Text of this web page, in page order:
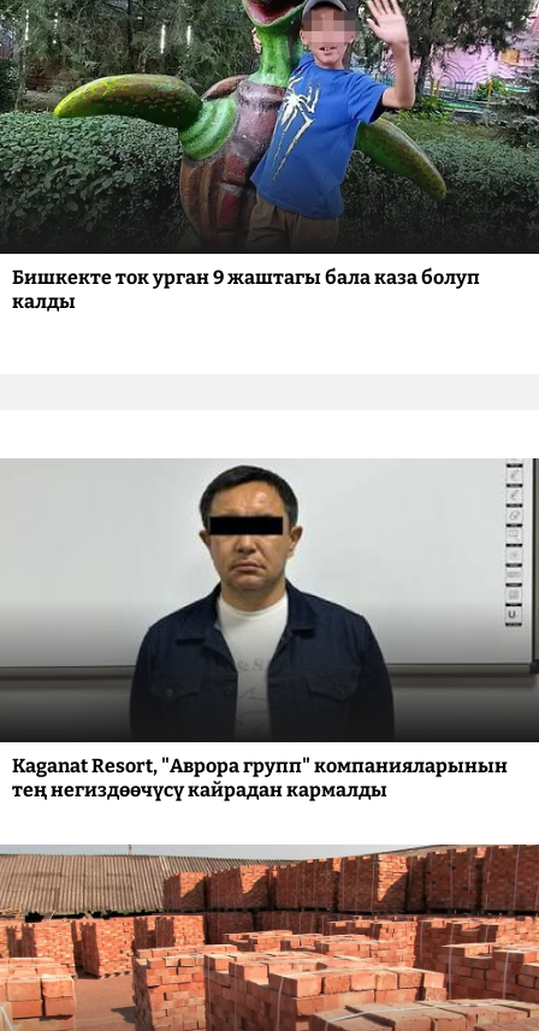
Бишкекте ток урган 9 жаштагы бала каза болуп
калды
Kaganat Resort, "Аврора групп" компанияларынын
тең негиздөөчүсү кайрадан кармалды